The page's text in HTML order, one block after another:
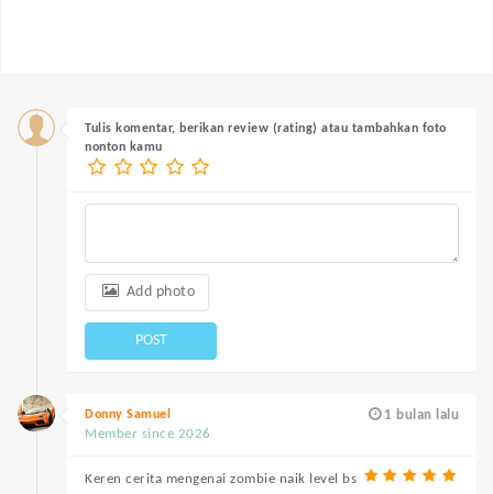
Tulis komentar, berikan review (rating) atau tambahkan foto
nonton kamu
Add photo
POST
1 bulan lalu
Donny Samuel
Member since 2026
Keren cerita mengenai zombie naik level bs